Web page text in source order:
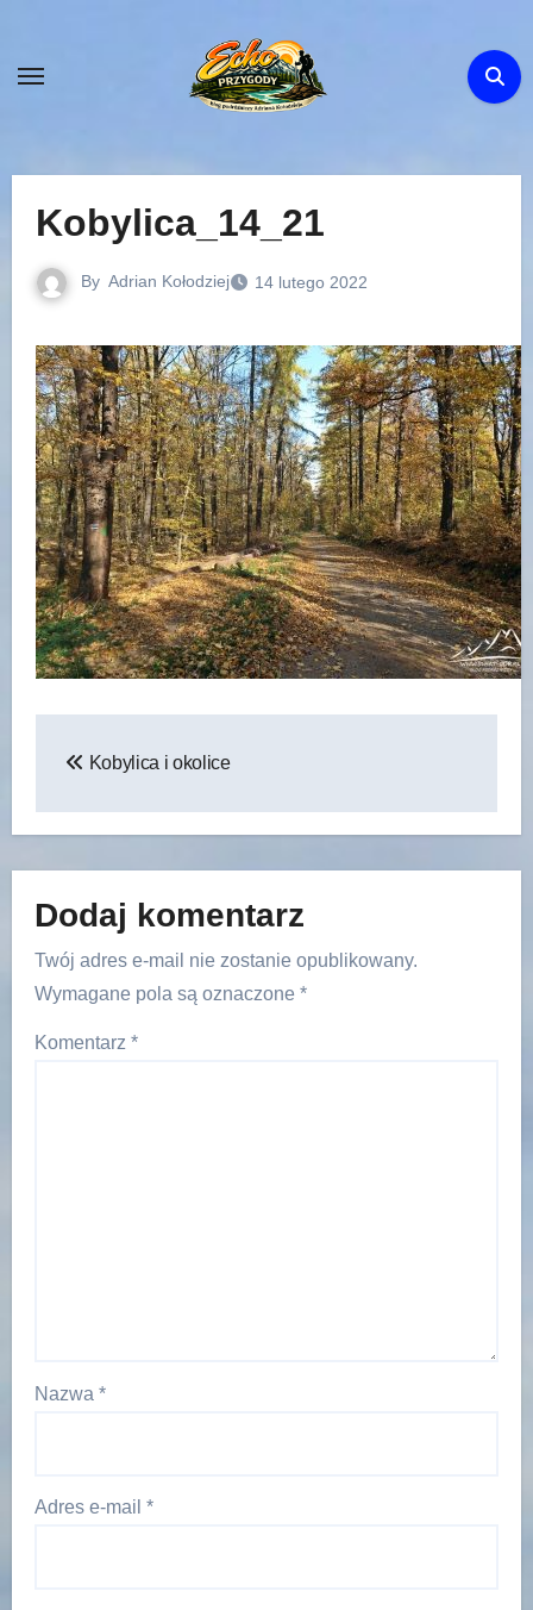
content
Kobylica_14_21
By Adrian Kołodziej 14 lutego 2022
wpisu
Kobylica i okolice
Dodaj komentarz
Twój adres e-mail nie zostanie opublikowany.
Wymagane pola są oznaczone *
Komentarz *
Nazwa *
Adres e-mail *